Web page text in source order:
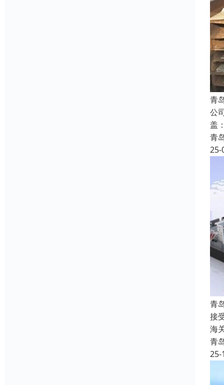
青
公
盖
青
25-
青
接
海
青
25-